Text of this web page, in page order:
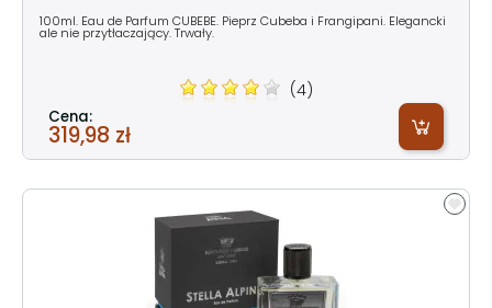
100ml. Eau de Parfum CUBEBE. Pieprz Cubeba i Frangipani. Elegancki
ale nie przytłaczający. Trwały.
(4)
Cena:
319,98 zł